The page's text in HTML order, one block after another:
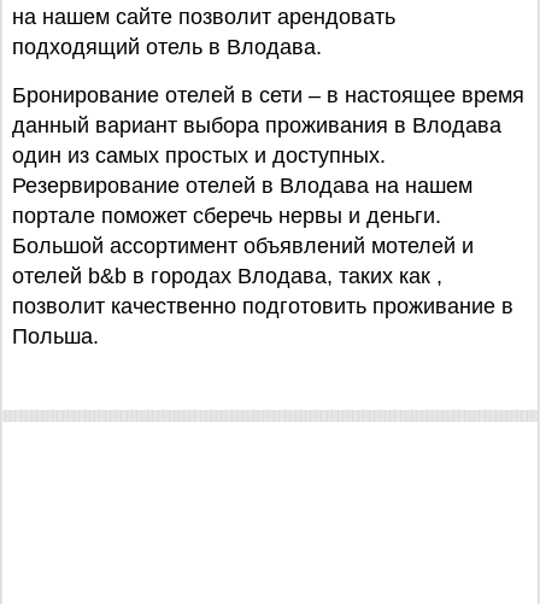
на нашем сайте позволит арендовать
подходящий отель в Влодава.
Бронирование отелей в сети – в настоящее время
данный вариант выбора проживания в Влодава
один из самых простых и доступных.
Резервирование отелей в Влодава на нашем
портале поможет сберечь нервы и деньги.
Большой ассортимент объявлений мотелей и
отелей b&b в городах Влодава, таких как ,
позволит качественно подготовить проживание в
Польша.